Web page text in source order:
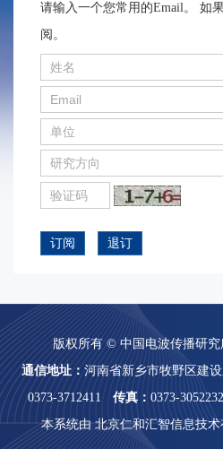
请输入一个您常用的Email。 如
阅。
订阅 退订
版权所有 © 中国电波传播研究
通信地址： 河南省新乡市牧野区建设
0373-3712411
传真： 0373-3052232
本系统由北京仁和汇智信息技术